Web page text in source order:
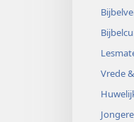
Vrede